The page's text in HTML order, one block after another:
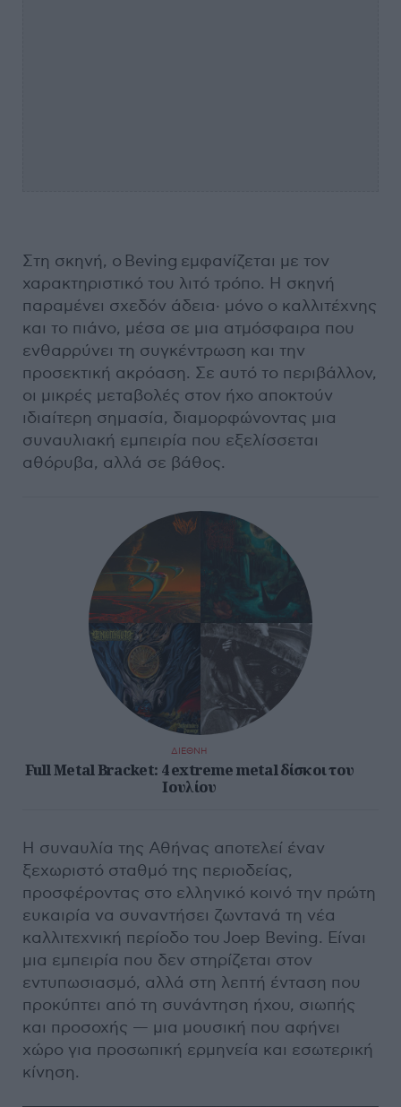
Στη σκηνή, ο Beving εμφανίζεται με τον
χαρακτηριστικό του λιτό τρόπο. Η σκηνή
παραμένει σχεδόν άδεια· μόνο ο καλλιτέχνης
και το πιάνο, μέσα σε μια ατμόσφαιρα που
ενθαρρύνει τη συγκέντρωση και την
προσεκτική ακρόαση. Σε αυτό το περιβάλλον,
οι μικρές μεταβολές στον ήχο αποκτούν
ιδιαίτερη σημασία, διαμορφώνοντας μια
συναυλιακή εμπειρία που εξελίσσεται
αθόρυβα, αλλά σε βάθος.
ΔΙΕΘΝΗ
Full Metal Bracket: 4 extreme metal δίσκοι του
Ιουλίου
Η συναυλία της Αθήνας αποτελεί έναν
ξεχωριστό σταθμό της περιοδείας,
προσφέροντας στο ελληνικό κοινό την πρώτη
ευκαιρία να συναντήσει ζωντανά τη νέα
καλλιτεχνική περίοδο του Joep Beving. Είναι
μια εμπειρία που δεν στηρίζεται στον
εντυπωσιασμό, αλλά στη λεπτή ένταση που
προκύπτει από τη συνάντηση ήχου, σιωπής
και προσοχής — μια μουσική που αφήνει
χώρο για προσωπική ερμηνεία και εσωτερική
κίνηση.